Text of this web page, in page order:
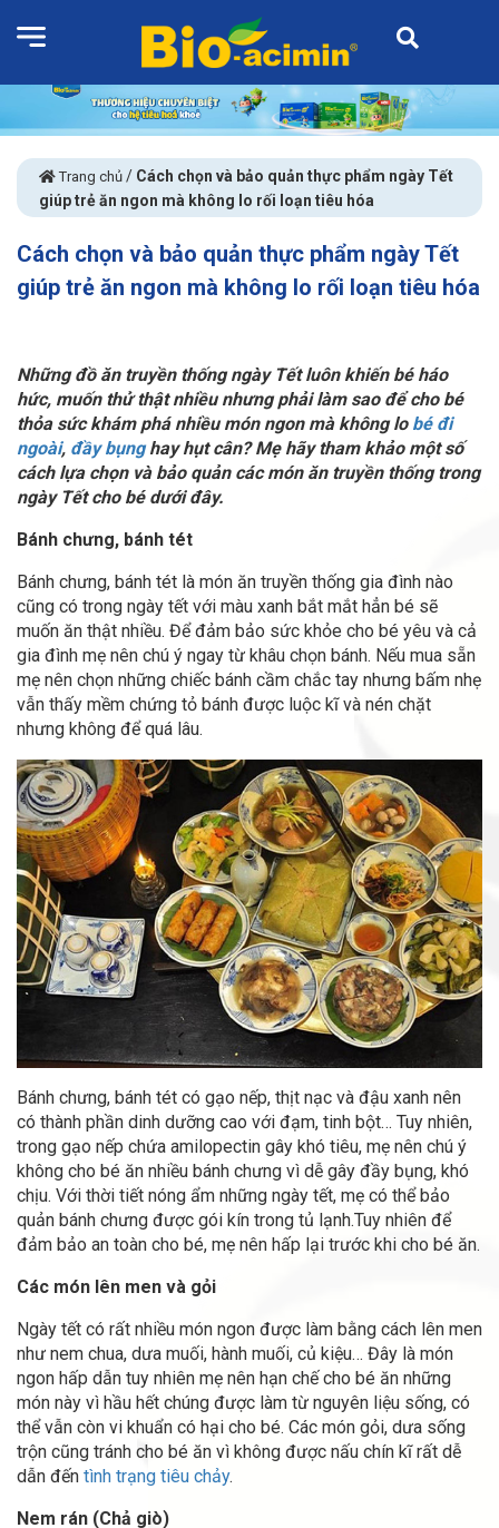
Trang chủ / Cách chọn và bảo quản thực phẩm ngày Tết
giúp trẻ ăn ngon mà không lo rối loạn tiêu hóa
Cách chọn và bảo quản thực phẩm ngày Tết
giúp trẻ ăn ngon mà không lo rối loạn tiêu hóa
Những đồ ăn truyền thống ngày Tết luôn khiến bé háo
hức, muốn thử thật nhiều nhưng phải làm sao để cho bé
thỏa sức khám phá nhiều món ngon mà không lo bé đi
ngoài, đầy bụnghay hụt cân? Mẹ hãy tham khảo một số
cách lựa chọn và bảo quản các món ăn truyền thống trong
ngày Tết cho bé dưới đây.
Bánh chưng, bánh tét
Bánh chưng, bánh tét là món ăn truyền thống gia đình nào
cũng có trong ngày tết với màu xanh bắt mắt hẳn bé sẽ
muốn ăn thật nhiều. Để đảm bảo sức khỏe cho bé yêu và cả
gia đình mẹ nên chú ý ngay từ khâu chọn bánh. Nếu mua sẵn
mẹ nên chọn những chiếc bánh cầm chắc tay nhưng bấm nhẹ
vẫn thấy mềm chứng tỏ bánh được luộc kĩ và nén chặt
nhưng không để quá lâu.
Bánh chưng, bánh tét có gạo nếp, thịt nạc và đậu xanh nên
có thành phần dinh dưỡng cao với đạm, tinh bột… Tuy nhiên,
trong gạo nếp chứa amilopectin gây khó tiêu, mẹ nên chú ý
không cho bé ăn nhiều bánh chưng vì dễ gây đầy bụng, khó
chịu. Với thời tiết nóng ẩm những ngày tết, mẹ có thể bảo
quản bánh chưng được gói kín trong tủ lạnh.Tuy nhiên để
đảm bảo an toàn cho bé, mẹ nên hấp lại trước khi cho bé ăn.
Các món lên men và gỏi
Ngày tết có rất nhiều món ngon được làm bằng cách lên men
như nem chua, dưa muối, hành muối, củ kiệu… Đây là món
ngon hấp dẫn tuy nhiên mẹ nên hạn chế cho bé ăn những
món này vì hầu hết chúng được làm từ nguyên liệu sống, có
thể vẫn còn vi khuẩn có hại cho bé. Các món gỏi, dưa sống
trộn cũng tránh cho bé ăn vì không được nấu chín kĩ rất dễ
dẫn đến tình trạng tiêu chảy.
Nem rán (Chả giò)